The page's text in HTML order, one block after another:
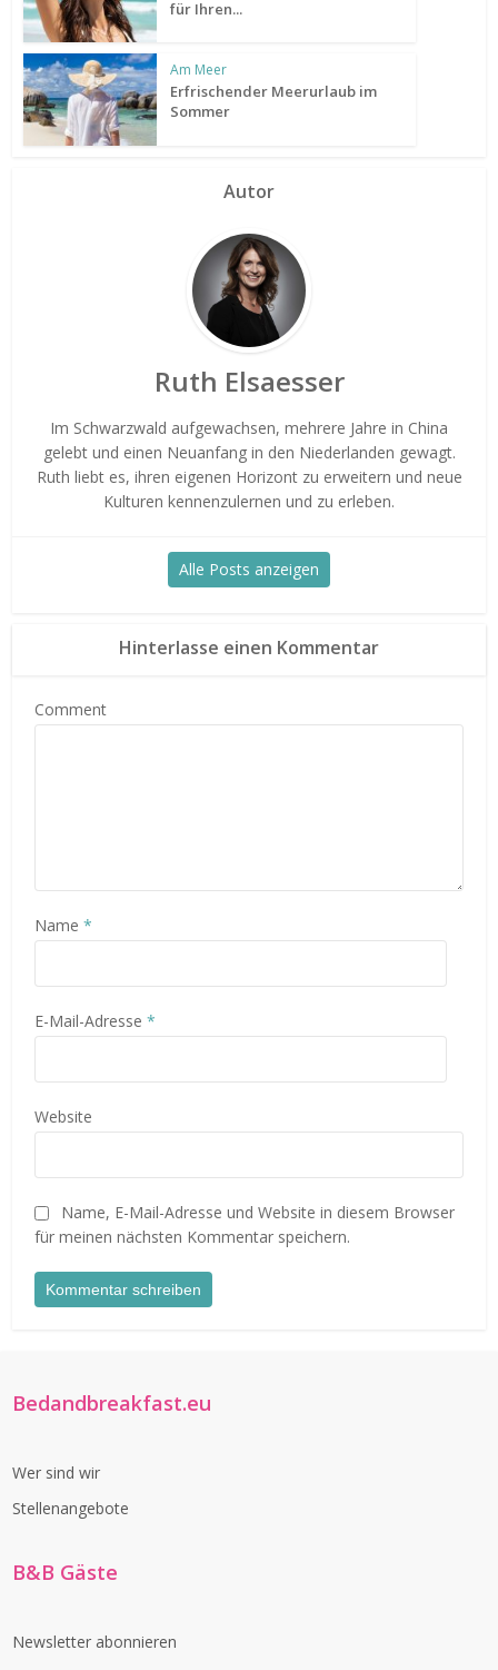
für Ihren...
Am Meer
Erfrischender Meerurlaub im
Sommer
Autor
Ruth Elsaesser
Im Schwarzwald aufgewachsen, mehrere Jahre in China
gelebt und einen Neuanfang in den Niederlanden gewagt.
Ruth liebt es, ihren eigenen Horizont zu erweitern und neue
Kulturen kennenzulernen und zu erleben.
Alle Posts anzeigen
Hinterlasse einen Kommentar
Comment
Name*
E-Mail-Adresse*
Website
Name, E-Mail-Adresse und Website in diesem Browser
für meinen nächsten Kommentar speichern.
Bedandbreakfast.eu
Wer sind wir
Stellenangebote
B&B Gäste
Newsletter abonnieren